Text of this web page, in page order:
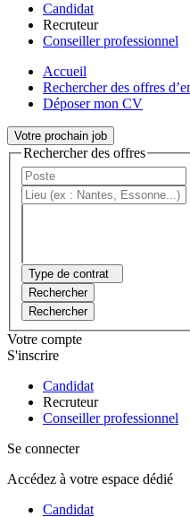
Candidat
Recruteur
Conseiller professionnel
Accueil
Rechercher des offres
Déposer mon CV
Votre prochain job
Rechercher des offres
Type de contrat
Rechercher
Rechercher
Votre compte
S'inscrire
Candidat
Recruteur
Conseiller professionnel
Se connecter
Accédez à votre espace dédié
Candidat